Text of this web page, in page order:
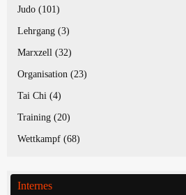
Judo (101)
Lehrgang (3)
Marxzell (32)
Organisation (23)
Tai Chi (4)
Training (20)
Wettkampf (68)
Internes